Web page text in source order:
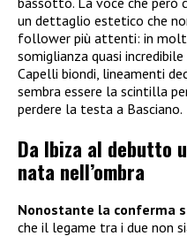
un dettaglio estetico che
follower più attenti: in
somiglianza quasi
Capelli biondi, lineamenti
sembra essere la scintilla
perdere la testa a Basciano.
Da Ibiza al debutto
nata nell’ombra
Nonostante la conferma
che il legame tra i due non